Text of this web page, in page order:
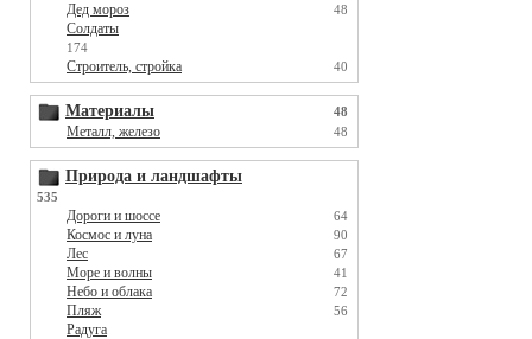
Дед мороз 48
Солдаты
174
Строитель, стройка 40
Материалы 48
Металл, железо 48
Природа и ландшафты
535
Дороги и шоссе 64
Космос и луна 90
Лес 67
Море и волны 41
Небо и облака 72
Пляж 56
Радуга